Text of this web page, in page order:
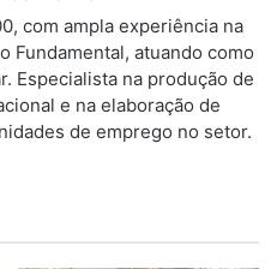
com ampla experiência na
Fundamental, atuando como
Especialista na produção de
e na elaboração de
de emprego no setor.